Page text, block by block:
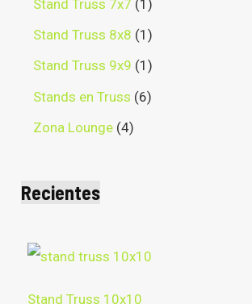
Stand Truss 7x7 1
Stand Truss 8x8 1
Stand Truss 9x9 1
Stands en Truss 6
Zona Lounge 4
Recientes
Stand Truss 10x10